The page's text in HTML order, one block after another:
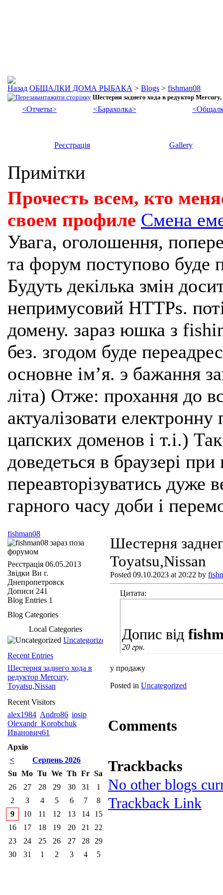
ОБЩАЛКИ ДОМА РЫБАКА > Blogs > fishman08
Шестерня заднего хода в редуктор
<Отчеты> <Барахолка>
Реєстрація Gallery
Примітки
Прочесть всем, кто
своем профиле Смена
Увага, оголошення,
та форум поступово буде
Будуть декілька змін
непримусовий HTTPs.
домену. зараз юшка з
без. згодом буде
основне імʼя. э бажання
літа) Отже: прохання до
актуалізовати
цапских доменов і т.і.)
доведеться в браузері
переавторізуватись
гарного часу доби і
Шестерня
Toyatsu,Nissan
Posted 09.10.2023 at 20:22 by
Цитата:
Допис від
20 грн.
у продажу
Posted in Uncategorized
Comments
Trackbacks
No other blogs
Trackback Link
fishman08
Реєстрація 06.05.2013
Звідки Ви г.
Днепропетровск
Дописи 241
Blog Entries 1
Blog Categories
Local Categories
Uncategorized
Recent Entries
Шестерня заднего хода в
редуктор Mercury,
Toyatsu,Nissan
Recent Visitors
alex1984 Andro86 iosip
Olexandr_Korobchuk
Иванович61
Архів
<
Серпень 2026
Su Mo Tu We Th Fr Sa
26
27 28 29 30 31
1
2
3 4 5 6 7
8
9
10 11 12 13 14
15
16
17 18 19 20 21
22
23
24 25 26 27 28
29
30
31 1 2 3 4 5